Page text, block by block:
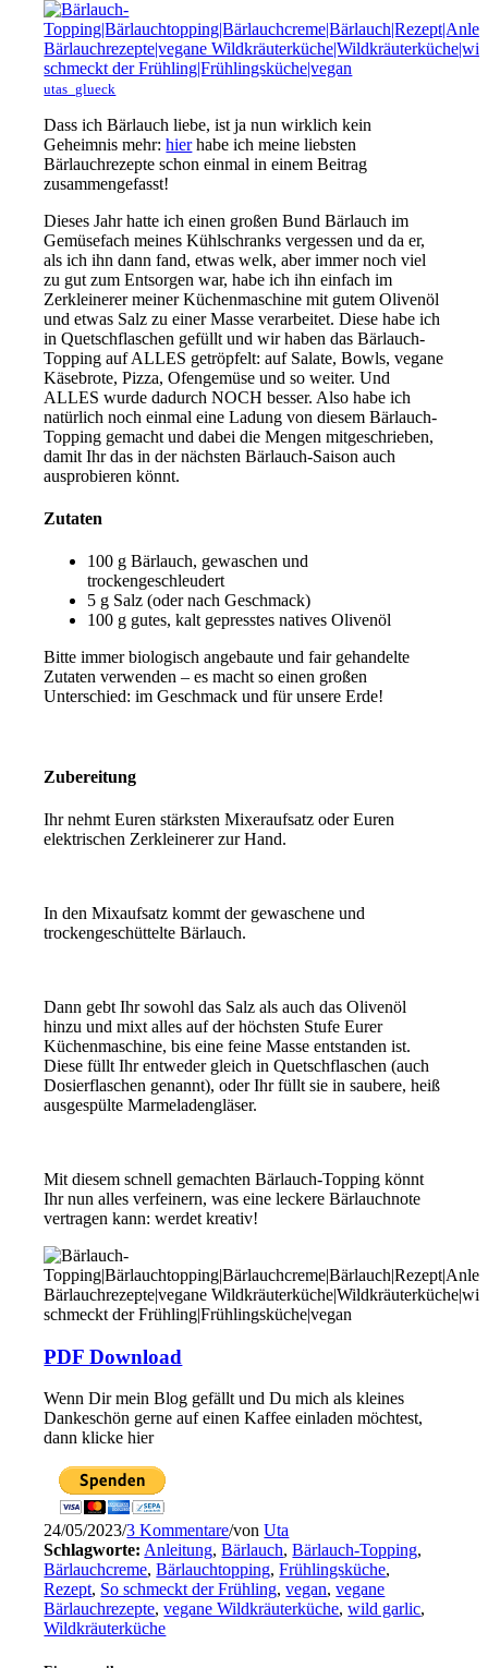
utas_glueck
Dass ich Bärlauch liebe, ist ja nun wirklich kein
Geheimnis mehr:hierhabe ich meine liebsten
Bärlauchrezepte schon einmal in einem Beitrag
zusammengefasst!
Dieses Jahr hatte ich einen großen Bund Bärlauch im
Gemüsefach meines Kühlschranks vergessen und da er,
als ich ihn dann fand, etwas welk, aber immer noch viel
zu gut zum Entsorgen war, habe ich ihn einfach im
Zerkleinerer meiner Küchenmaschine mit gutem Olivenöl
und etwas Salz zu einer Masse verarbeitet. Diese habe ich
in Quetschflaschen gefüllt und wir haben das Bärlauch-
Topping auf ALLES getröpfelt: auf Salate, Bowls, vegane
Käsebrote, Pizza, Ofengemüse und so weiter. Und
ALLES wurde dadurch NOCH besser. Also habe ich
natürlich noch einmal eine Ladung von diesem Bärlauch-
Topping gemacht und dabei die Mengen mitgeschrieben,
damit Ihr das in der nächsten Bärlauch-Saison auch
ausprobieren könnt.
Zutaten
100 g Bärlauch, gewaschen und
trockengeschleudert
5 g Salz (oder nach Geschmack)
100 g gutes, kalt gepresstes natives Olivenöl
Bitte immer biologisch angebaute und fair gehandelte
Zutaten verwenden – es macht so einen großen
Unterschied: im Geschmack und für unsere Erde!
Zubereitung
Ihr nehmt Euren stärksten Mixeraufsatz oder Euren
elektrischen Zerkleinerer zur Hand.
In den Mixaufsatz kommt der gewaschene und
trockengeschüttelte Bärlauch.
Dann gebt Ihr sowohl das Salz als auch das Olivenöl
hinzu und mixt alles auf der höchsten Stufe Eurer
Küchenmaschine, bis eine feine Masse entstanden ist.
Diese füllt Ihr entweder gleich in Quetschflaschen (auch
Dosierflaschen genannt), oder Ihr füllt sie in saubere, heiß
ausgespülte Marmeladengläser.
Mit diesem schnell gemachten Bärlauch-Topping könnt
Ihr nun alles verfeinern, was eine leckere Bärlauchnote
vertragen kann: werdet kreativ!
PDF Download
Wenn Dir mein Blog gefällt und Du mich als kleines
Dankeschön gerne auf einen Kaffee einladen möchtest,
dann klicke hier
24/05/2023/3 Kommentare/vonUta
Schlagworte: Anleitung,Bärlauch,Bärlauch-Topping,
Bärlauchcreme,Bärlauchtopping,Frühlingsküche,
Rezept, So schmeckt der Frühling,vegan,vegane
Bärlauchrezepte,vegane Wildkräuterküche,wild garlic,
Wildkräuterküche